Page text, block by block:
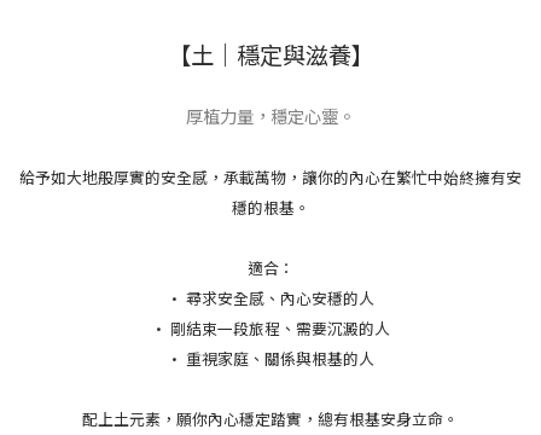
【土｜穩定與滋養】
厚植力量，穩定心靈。
給予如大地般厚實的安全感，承載萬物，讓你的內心在繁忙中始終擁有安
穩的根基。
適合：
• 尋求安全感、內心安穩的人
• 剛結束一段旅程、需要沉澱的人
• 重視家庭、關係與根基的人
配上土元素，願你內心穩定踏實，總有根基安身立命。